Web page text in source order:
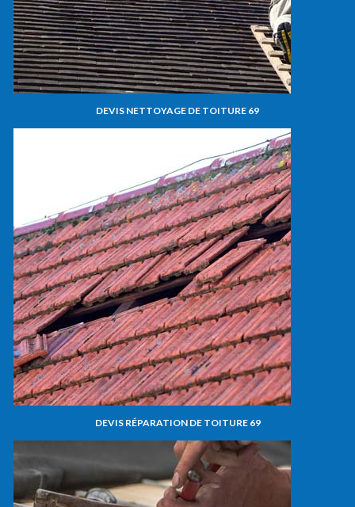
DEVIS NETTOYAGE DE TOITURE 69
DEVIS RÉPARATION DE TOITURE 69